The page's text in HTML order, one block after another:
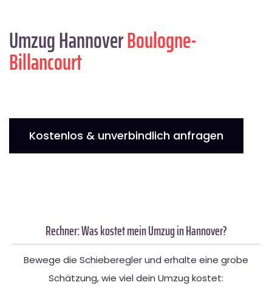
Umzug HannoverBoulogne-
Billancourt
Kostenlos & unverbindlich anfragen
Rechner: Was kostet mein Umzug in Hannover?
Bewege die Schieberegler und erhalte eine grobe
Schätzung, wie viel dein Umzug kostet: